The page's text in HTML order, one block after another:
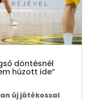
döntésnél
húzott ide”
új játékossal